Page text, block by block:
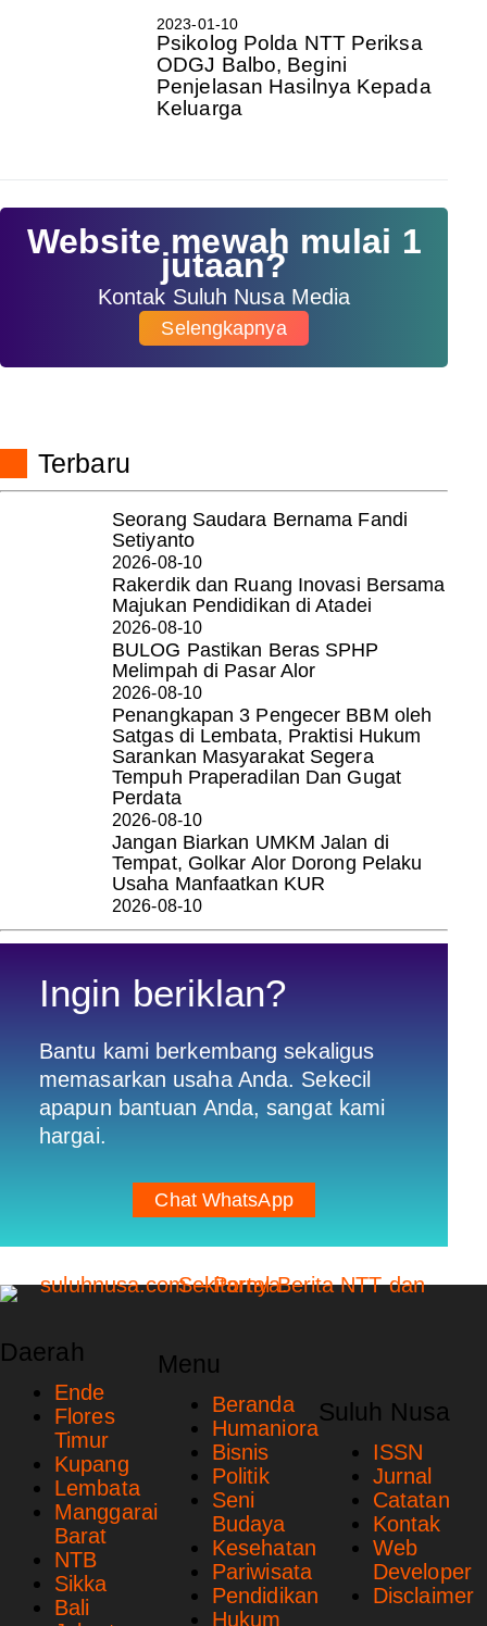
2023-01-10
Psikolog Polda NTT Periksa
ODGJ Balbo, Begini
Penjelasan Hasilnya Kepada
Keluarga
Website mewah mulai 1
jutaan?
Kontak Suluh Nusa Media
Selengkapnya
Terbaru
Seorang Saudara Bernama Fandi
Setiyanto
2026-08-10
Rakerdik dan Ruang Inovasi Bersama
Majukan Pendidikan di Atadei
2026-08-10
BULOG Pastikan Beras SPHP
Melimpah di Pasar Alor
2026-08-10
Penangkapan 3 Pengecer BBM oleh
Satgas di Lembata, Praktisi Hukum
Sarankan Masyarakat Segera
Tempuh Praperadilan Dan Gugat
Perdata
2026-08-10
Jangan Biarkan UMKM Jalan di
Tempat, Golkar Alor Dorong Pelaku
Usaha Manfaatkan KUR
2026-08-10
Ingin beriklan?
Bantu kami berkembang sekaligus
memasarkan usaha Anda. Sekecil
apapun bantuan Anda, sangat kami
hargai.
Chat WhatsApp
Daerah
Ende
Flores
Timur
Kupang
Lembata
Manggarai
Barat
NTB
Sikka
Bali
Menu
Beranda
Humaniora
Bisnis
Politik
Seni
Budaya
Kesehatan
Pariwisata
Pendidikan
Hukum
Suluh Nusa
ISSN
Jurnal
Catatan
Kontak
Web
Developer
Disclaimer